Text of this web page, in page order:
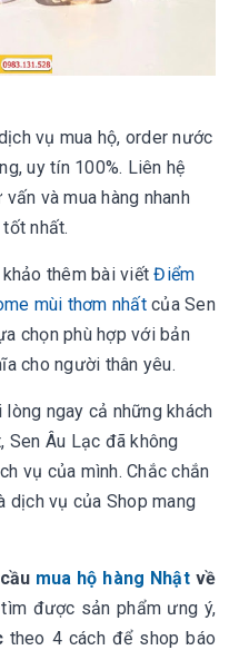
vụ mua hộ, order nước
uy tín 100%. Liên hệ
và mua hàng nhanh
nhất.
khảo thêm bài viếtĐiểm
mùi thơm nhấtcủa Sen
chọn phù hợp với bản
cho người thân yêu.
ngay cả những khách
Sen Âu Lạc đã không
vụ của mình. Chắc chắn
dịch vụ của Shop mang
mua hộ hàng Nhậtvề
được sản phẩm ưng ý,
theo 4 cách để shop báo